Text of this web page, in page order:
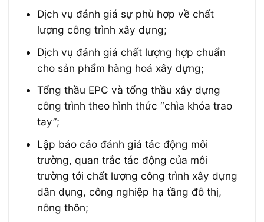
Dịch vụ đánh giá sự phù hợp về chất
lượng công trình xây dựng;
Dịch vụ đánh giá chất lượng hợp chuẩn
cho sản phẩm hàng hoá xây dựng;
Tổng thầu EPC và tổng thầu xây dựng
công trình theo hình thức “chìa khóa trao
tay”;
Lập báo cáo đánh giá tác động môi
trường, quan trắc tác động của môi
trường tới chất lượng công trình xây dựng
dân dụng, công nghiệp hạ tầng đô thị,
nông thôn;